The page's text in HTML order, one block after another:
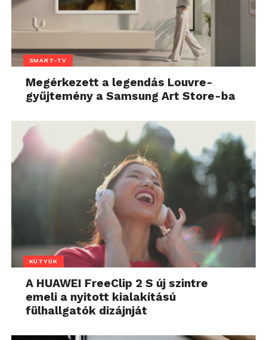
SMART-TV
Megérkezett a legendás Louvre-
gyűjtemény a Samsung Art Store-ba
KÜTYÜK
A HUAWEI FreeClip 2 S új szintre
emeli a nyitott kialakítású
fülhallgatók dizájnját